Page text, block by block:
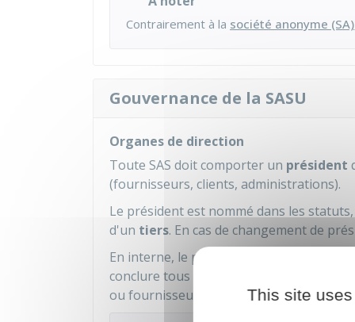
Contrairement à la société anonyme (SA)
Gouvernance de la SASU
Organes de direction
Toute SAS doit comporter un président
(fournisseurs, clients, administrations).
Le président est nommé dans les
d'un tiers. En cas de changement de
En interne, le président s'occupe de la
conclure tous les actes nécessaires à
ou fournisseurs, embauche de salariés,
This site